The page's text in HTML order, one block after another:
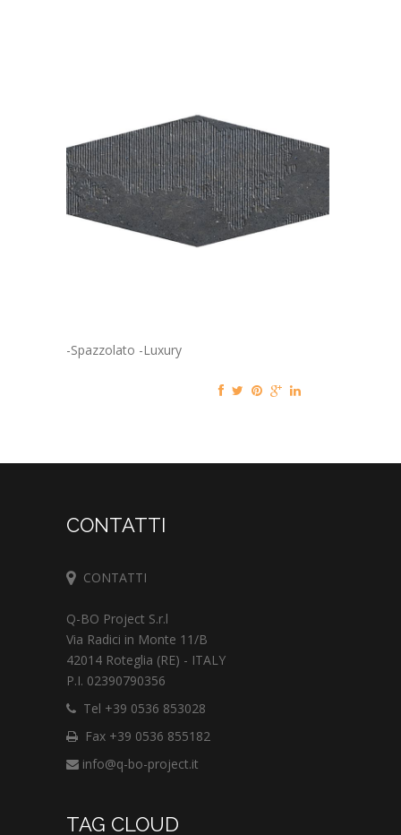
-Spazzolato -Luxury
CONTATTI
CONTATTI
Q-BO Project S.r.l
Via Radici in Monte 11/B
42014 Roteglia (RE) - ITALY
P.I. 02390790356
Tel +39 0536 853028
Fax +39 0536 855182
info@q-bo-project.it
TAG CLOUD